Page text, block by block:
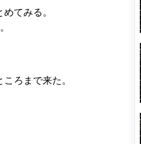
てみる。
ろまで来た。